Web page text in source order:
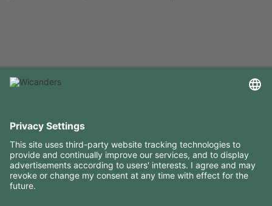
RESSOURCES
CONTACTS